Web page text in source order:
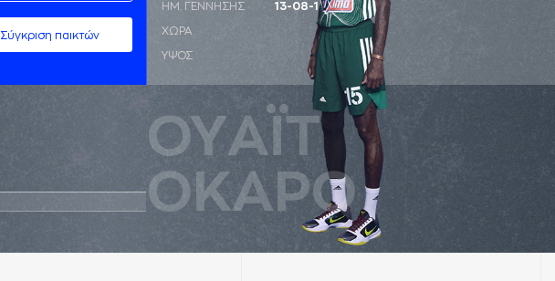
Σύγκριση παικτών
ΟΥAΪΤ
ΟΚAΡΟ
ΗΜ. ΓΕΝΝΗΣΗΣ 13-08-1992
ΧΩΡΑ ΗΠΑ
ΥΨΟΣ 2,11 μ.